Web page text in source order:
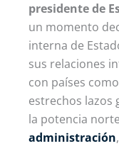
presidente de
un momento
interna de
sus relaciones
con países
estrechos lazos
la potencia
administración